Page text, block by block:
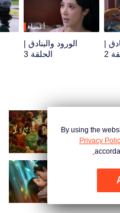
|
2
أعضاء
الورود والبنادق |
الحلقة 3
By using the
Privacy